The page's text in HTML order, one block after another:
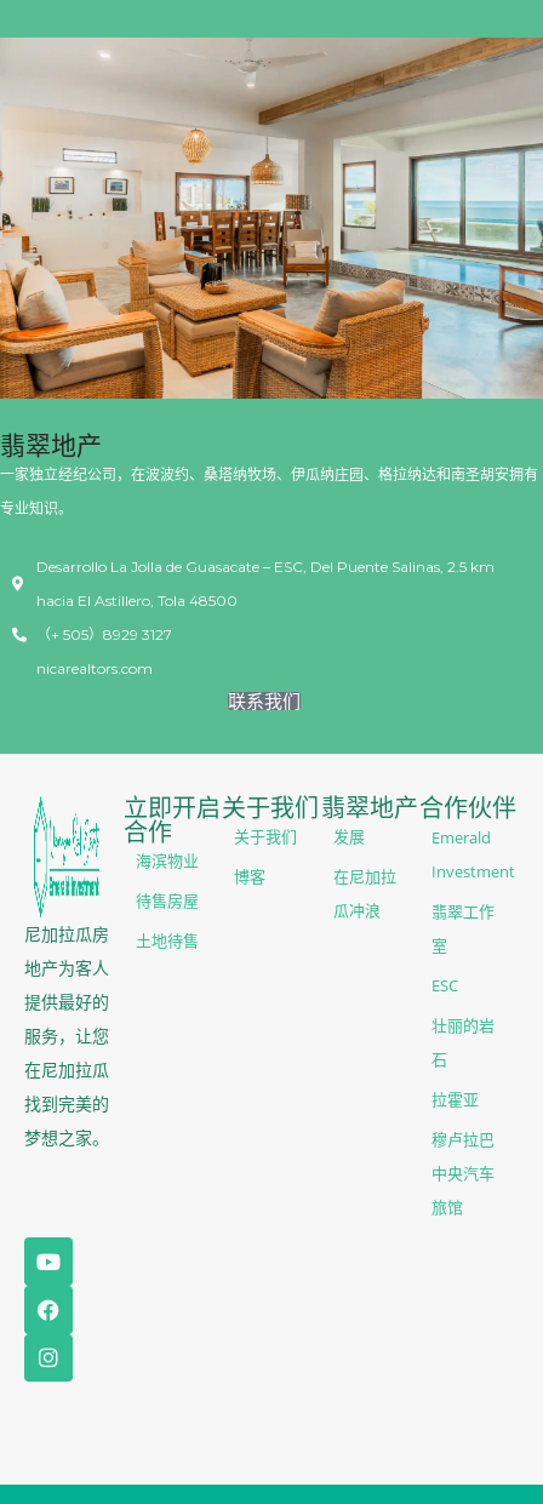
翡翠地产
一家独立经纪公司，在波波约、桑塔纳牧场、伊瓜纳庄园、格拉纳达和南圣胡安拥有
专业知识。
Desarrollo La Jolla de Guasacate – ESC, Del Puente Salinas, 2.5 km
hacia El Astillero, Tola 48500
（+ 505）8929 3127
nicarealtors.com
联系我们
尼加拉瓜房
地产为客人
提供最好的
服务，让您
在尼加拉瓜
找到完美的
梦想之家。
立即开启
合作
海滨物业
待售房屋
土地待售
关于我们
关于我们
博客
翡翠地产
发展
在尼加拉
瓜冲浪
合作伙伴
Emerald
Investment
翡翠工作
室
ESC
壮丽的岩
石
拉霍亚
穆卢拉巴
中央汽车
旅馆